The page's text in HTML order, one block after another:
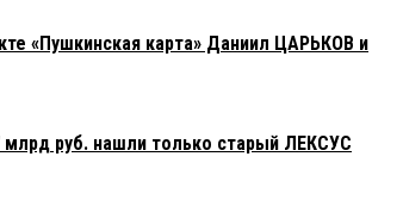
«Пушкинская карта» Даниил ЦАРЬКОВ и
руб. нашли только старый ЛЕКСУС